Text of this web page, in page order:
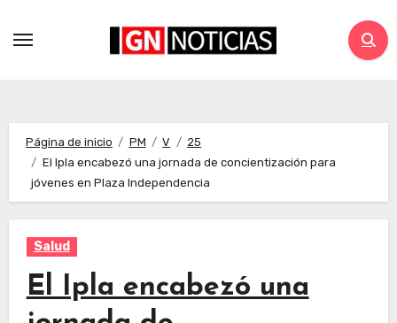
Página de inicio PM V
25
El Ipla encabezó una jornada de concientización para
jóvenes en Plaza Independencia
Salud
El Ipla encabezó una